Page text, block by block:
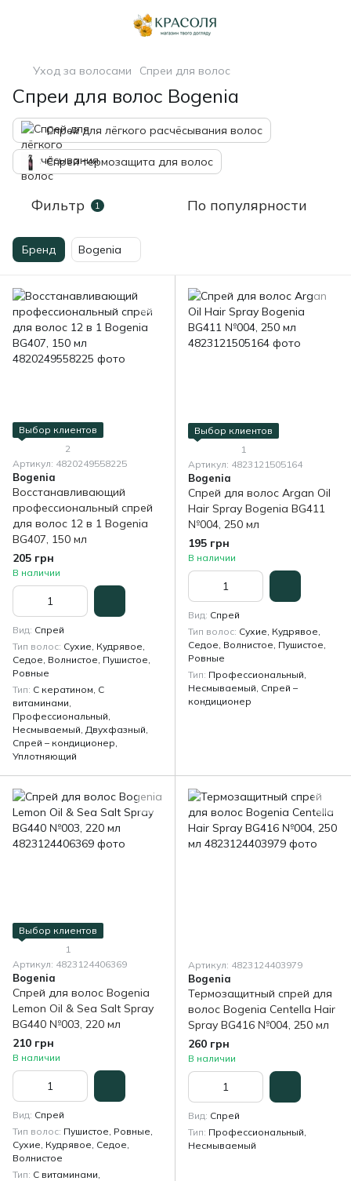
Уход за волосами Спреи для волос
Спреи для волос Bogenia
Спрей для лёгкого расчёсывания волос
Спрей термозащита для волос
Фильтр 1 По популярности
Бренд Bogenia
Выбор клиентов
2
Артикул: 4820249558225
Bogenia
Восстанавливающий
профессиональный спрей
для волос 12 в 1 Bogenia
BG407, 150 мл
205 грн
В наличии
Вид Спрей
Тип волос Сухие, Кудрявое,
Седое, Волнистое, Пушистое,
Ровные
Тип С кератином, С
витаминами,
Профессиональный,
Несмываемый, Двухфазный,
Спрей – кондиционер,
Уплотняющий
Выбор клиентов
1
Артикул: 4823121505164
Bogenia
Спрей для волос Argan Oil
Hair Spray Bogenia BG411
№004, 250 мл
195 грн
В наличии
Вид Спрей
Тип волос Сухие, Кудрявое,
Седое, Волнистое, Пушистое,
Ровные
Тип Профессиональный,
Несмываемый, Спрей –
кондиционер
Выбор клиентов
1
Артикул: 4823124406369
Bogenia
Спрей для волос Bogenia
Lemon Oil & Sea Salt Spray
BG440 №003, 220 мл
210 грн
В наличии
Вид Спрей
Тип волос Пушистое, Ровные,
Сухие, Кудрявое, Седое,
Волнистое
Тип С витаминами,
Артикул: 4823124403979
Bogenia
Термозащитный спрей для
волос Bogenia Centella Hair
Spray BG416 №004, 250 мл
260 грн
В наличии
Вид Спрей
Тип Профессиональный,
Несмываемый